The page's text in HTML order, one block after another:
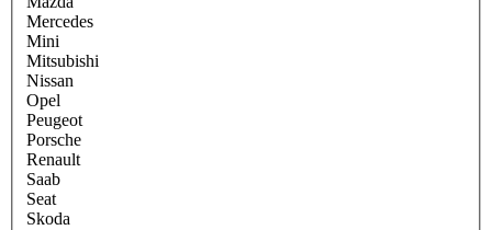
Mercedes
Mini
Mitsubishi
Nissan
Opel
Peugeot
Porsche
Renault
Saab
Seat
Skoda